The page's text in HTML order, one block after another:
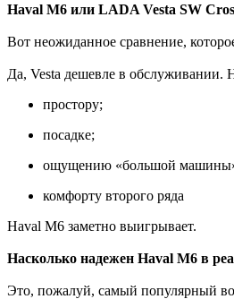
Haval M6 или LADA Vesta SW
Вот неожиданное сравнение,
Да, Vesta дешевле в обслуживании.
простору;
посадке;
ощущению «большой
комфорту второго ряда
Haval M6 заметно выигрывает.
Насколько надежен Haval M6 в
Это, пожалуй, самый популярный